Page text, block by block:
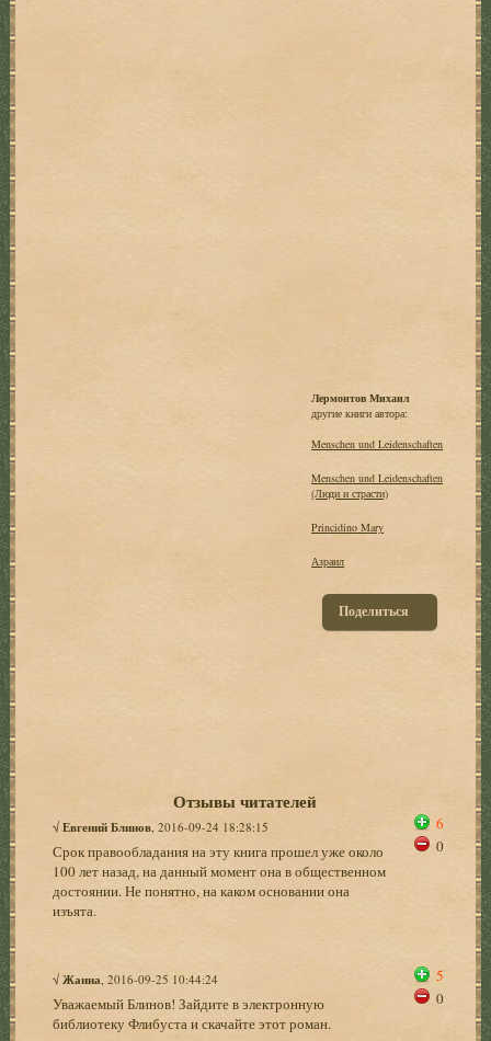
Лермонтов Михаил
другие книги автора:
Menschen und Leidenschaften
Menschen und Leidenschaften
(Люди и страсти)
Princidino Mary
Азраил
Поделиться
Отзывы читателей
√Евгений Блинов , 2016-09-24 18:28:15
Срок правообладания на эту книга прошел уже около
100 лет назад, на данный момент она в общественном
достоянии. Не понятно, на каком основании она
изъята.
6
0
√Жанна , 2016-09-25 10:44:24
Уважаемый Блинов! Зайдите в электронную
библиотеку Флибуста и скачайте этот роман.
5
0